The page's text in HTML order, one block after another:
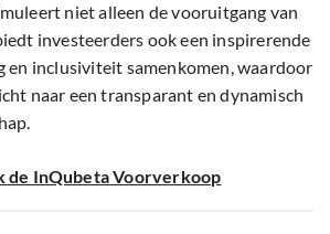
niet alleen de vooruitgang van
investeerders ook een inspirerende
en inclusiviteit samenkomen, waardoor
naar een transparant en dynamisch
de InQubeta Voorverkoop